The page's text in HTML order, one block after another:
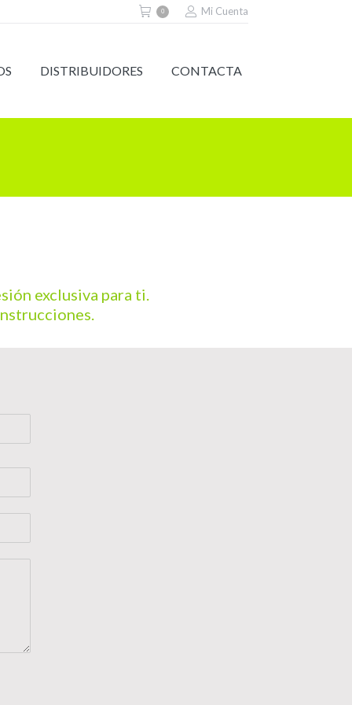
0 Mi Cuenta
DISTRIBUIDORES CONTACTA
exclusiva para ti.